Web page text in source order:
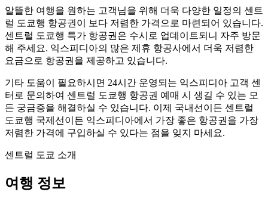
알뜰한 여행을 원하는 고객님을 위해 더욱 다양한 일정의 센트
럴 도쿄행 항공권이 보다 저렴한 가격으로 마련되어 있습니다.
센트럴 도쿄행 특가 항공권은 수시로 업데이트되니 자주 방문
해 주세요. 익스피디아의 많은 제휴 항공사에서 더욱 저렴한
요금으로 항공권을 제공하고 있습니다.
기타 도움이 필요하시면 24시간 운영되는 익스피디아 고객 센
터로 문의하여 센트럴 도쿄행 항공권 예매 시 생길 수 있는 모
든 궁금증을 해결하실 수 있습니다. 이제 국내선이든 센트럴
도쿄행 국제선이든 익스피디아에서 가장 좋은 항공권을 가장
저렴한 가격에 구입하실 수 있다는 점을 잊지 마세요.
센트럴 도쿄 소개
여행 정보